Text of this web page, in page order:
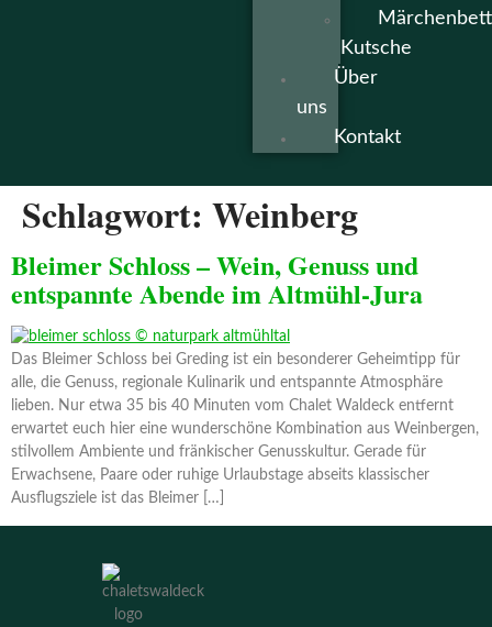
Märchenbett
Kutsche
Über
uns
Kontakt
Schlagwort: Weinberg
Bleimer Schloss – Wein, Genuss und
entspannte Abende im Altmühl-Jura
Das Bleimer Schloss bei Greding ist ein besonderer Geheimtipp für
alle, die Genuss, regionale Kulinarik und entspannte Atmosphäre
lieben. Nur etwa 35 bis 40 Minuten vom Chalet Waldeck entfernt
erwartet euch hier eine wunderschöne Kombination aus Weinbergen,
stilvollem Ambiente und fränkischer Genusskultur. Gerade für
Erwachsene, Paare oder ruhige Urlaubstage abseits klassischer
Ausflugsziele ist das Bleimer […]